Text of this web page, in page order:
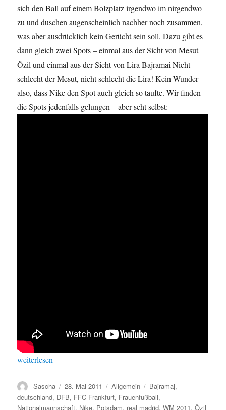
sich den Ball auf einem Bolzplatz irgendwo im nirgendwo
zu und duschen augenscheinlich nachher noch zusammen,
was aber ausdrücklich kein Gerücht sein soll. Dazu gibt es
dann gleich zwei Spots – einmal aus der Sicht von Mesut
Özil und einmal aus der Sicht von Lira Bajramai Nicht
schlecht der Mesut, nicht schlecht die Lira! Kein Wunder
also, dass Nike den Spot auch gleich so taufte. Wir finden
die Spots jedenfalls gelungen – aber seht selbst:
„Özil und Bajramaj kicken zusammen und gehen nachher
weiterlesen
Autor
Sascha
Veröffentlicht
am
28. Mai 2011 Kategorien
Allgemein Schlagwörter
Bajramaj,
deutschland, DFB, FFC Frankfurt, Frauenfußball,
Nationalmannschaft, Nike, Potsdam, real madrid,WM 2011,Özil